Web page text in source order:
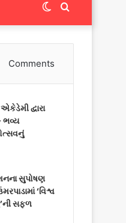
Search
for
Switch
skin
Comments
દ્વારા
ભવ્ય
સુપોષણ
‘વિશ્વ
સફળ